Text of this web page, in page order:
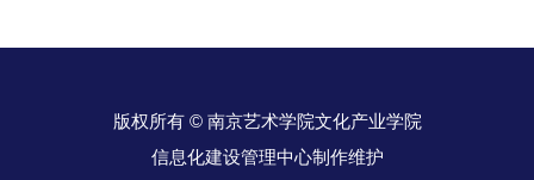
版权所有 © 南京艺术学院文化产业学院
信息化建设管理中心制作维护